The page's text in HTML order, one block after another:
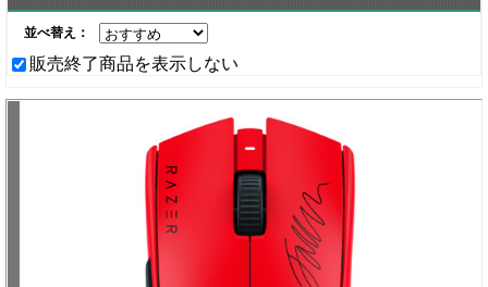
並べ替え：
販売終了商品を表示しない